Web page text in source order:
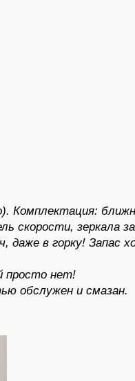
Комплектация:
скорости, зеркала
даже в горку! Запас
просто нет!
обслужен и смазан.